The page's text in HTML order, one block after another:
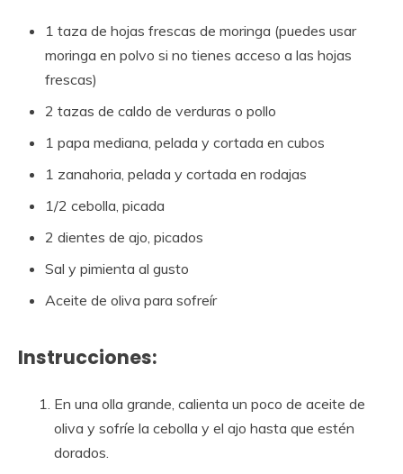
1 taza de hojas frescas de moringa (puedes usar
moringa en polvo si no tienes acceso a las hojas
frescas)
2 tazas de caldo de verduras o pollo
1 papa mediana, pelada y cortada en cubos
1 zanahoria, pelada y cortada en rodajas
1/2 cebolla, picada
2 dientes de ajo, picados
Sal y pimienta al gusto
Aceite de oliva para sofreír
Instrucciones:
En una olla grande, calienta un poco de aceite de
oliva y sofríe la cebolla y el ajo hasta que estén
dorados.